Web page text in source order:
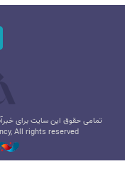
تمامی حقوق این سایت برای
All rights reserved